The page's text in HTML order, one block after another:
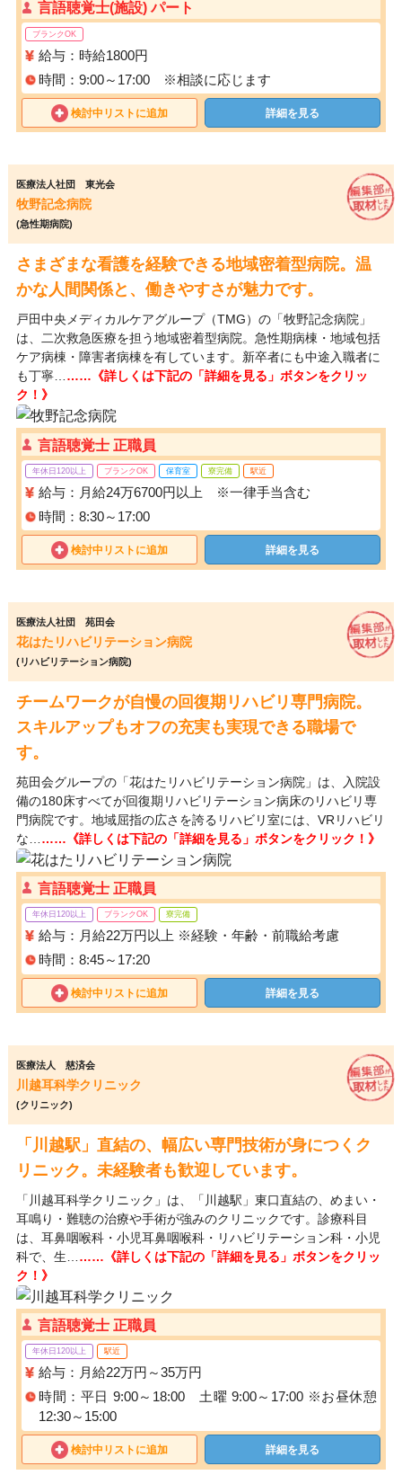
言語聴覚士(施設) パート
ブランクOK
給与：時給1800円
時間：9:00～17:00 ※相談に応じます
検討中リストに追加 詳細を見る
医療法人社団 東光会
牧野記念病院
(急性期病院)
さまざまな看護を経験できる地域密着型病院。温
かな人間関係と、働きやすさが魅力です。
戸田中央メディカルケアグループ（TMG）の「牧野記念病院」
は、二次救急医療を担う地域密着型病院。急性期病棟・地域包括
ケア病棟・障害者病棟を有しています。新卒者にも中途入職者に
も丁寧… ……《詳しくは下記の「詳細を見る」ボタンをクリッ
ク！》
言語聴覚士 正職員
年休日120以上 ブランクOK 保育室 寮完備 駅近
給与：月給24万6700円以上 ※一律手当含む
時間：8:30～17:00
検討中リストに追加 詳細を見る
医療法人社団 苑田会
花はたリハビリテーション病院
(リハビリテーション病院)
チームワークが自慢の回復期リハビリ専門病院。
スキルアップもオフの充実も実現できる職場で
す。
苑田会グループの「花はたリハビリテーション病院」は、入院設
備の180床すべてが回復期リハビリテーション病床のリハビリ専
門病院です。地域屈指の広さを誇るリハビリ室には、VRリハビリ
な… ……《詳しくは下記の「詳細を見る」ボタンをクリック！》
言語聴覚士 正職員
年休日120以上 ブランクOK 寮完備
給与：月給22万円以上 ※経験・年齢・前職給考慮
時間：8:45～17:20
検討中リストに追加 詳細を見る
医療法人 慈済会
川越耳科学クリニック
(クリニック)
「川越駅」直結の、幅広い専門技術が身につくク
リニック。未経験者も歓迎しています。
「川越耳科学クリニック」は、「川越駅」東口直結の、めまい・
耳鳴り・難聴の治療や手術が強みのクリニックです。診療科目
は、耳鼻咽喉科・小児耳鼻咽喉科・リハビリテーション科・小児
科で、生… ……《詳しくは下記の「詳細を見る」ボタンをクリッ
ク！》
言語聴覚士 正職員
年休日120以上 駅近
給与：月給22万円～35万円
時間：平日 9:00～18:00 土曜 9:00～17:00 ※お昼休憩
12:30～15:00
検討中リストに追加 詳細を見る